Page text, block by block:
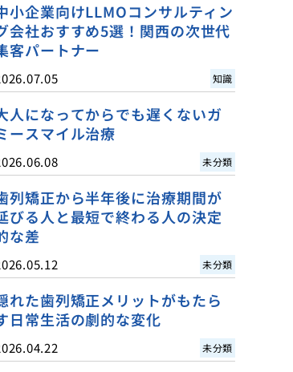
小企業向けLLMOコンサルティン
会社おすすめ5選！関西の次世代
客パートナー
知識
人になってからでも遅くないガ
ースマイル治療
未分類
列矯正から半年後に治療期間が
びる人と最短で終わる人の決定
な差
未分類
れた歯列矯正メリットがもたら
日常生活の劇的な変化
未分類